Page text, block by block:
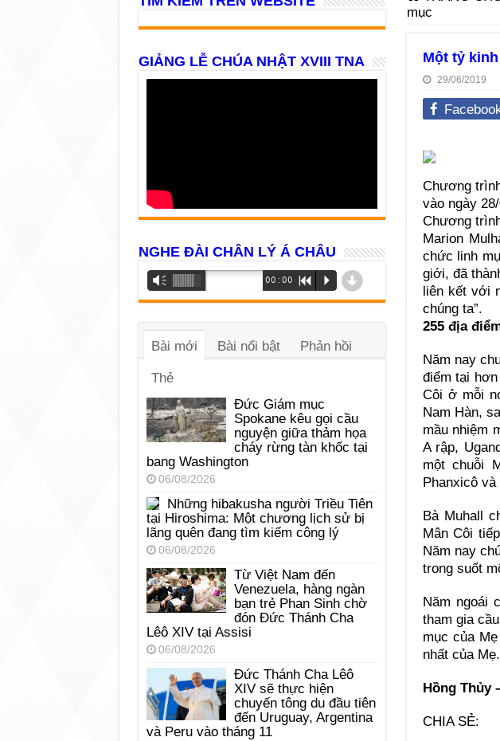
mục
Một tỷ
29/06/2019
Chương
vào ngày
Chương
Marion
chức linh
giới, đã
liên kết với
chúng ta”.
255 địa
Năm nay
điểm tại
Côi ở mỗi
Nam Hàn,
mầu nhiệm
A rập,
một chuỗi
Phanxicô
Bà Muhall
Mân Côi
Năm nay
trong suốt
Năm ngoái
tham gia
mục của
nhất của
Hồng Thủy
CHIA SẺ:
GIẢNG LỄ CHÚA NHẬT XVIII TNA
NGHE ĐÀI CHÂN LÝ Á CHÂU
Trình
phát
âm
Vm 00:00 R P d
Bài mới Bài nổi bật Phản hồi
Thẻ
Đức Giám mục
Spokane kêu gọi cầu
nguyện giữa thảm họa
cháy rừng tàn khốc tại
bang Washington
06/08/2026
Những hibakusha người Triều Tiên
tại Hiroshima: Một chương lịch sử bị
lãng quên đang tìm kiếm công lý
06/08/2026
Từ Việt Nam đến
Venezuela, hàng ngàn
bạn trẻ Phan Sinh chờ
đón Đức Thánh Cha
Lêô XIV tại Assisi
06/08/2026
Đức Thánh Cha Lêô
XIV sẽ thực hiện
chuyến tông du đầu tiên
đến Uruguay, Argentina
và Peru vào tháng 11